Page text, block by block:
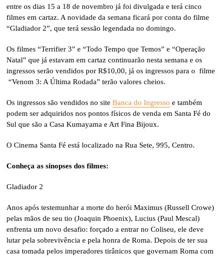
entre os dias 15 a 18 de novembro já foi divulgada e terá cinco
filmes em cartaz. A novidade da semana ficará por conta do filme
“Gladiador 2”, que terá sessão legendada no domingo.
Os filmes “Terrifier 3” e “Todo Tempo que Temos” e “Operação
Natal” que já estavam em cartaz continuarão nesta semana e os
ingressos serão vendidos por R$10,00, já os ingressos para o filme
“Venom 3: A Última Rodada” terão valores cheios.
Os ingressos são vendidos no siteBanca do Ingresso e também
podem ser adquiridos nos pontos físicos de venda em Santa Fé do
Sul que são a Casa Kumayama e Art Fina Bijoux.
O Cinema Santa Fé está localizado na Rua Sete, 995, Centro.
Conheça as sinopses dos filmes:
Gladiador 2
Anos após testemunhar a morte do herói Maximus (Russell Crowe)
pelas mãos de seu tio (Joaquin Phoenix), Lucius (Paul Mescal)
enfrenta um novo desafio: forçado a entrar no Coliseu, ele deve
lutar pela sobrevivência e pela honra de Roma. Depois de ter sua
casa tomada pelos imperadores tirânicos que governam Roma com